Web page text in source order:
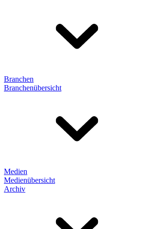
Branchen
Branchenübersicht
Medien
Medienübersicht
Archiv